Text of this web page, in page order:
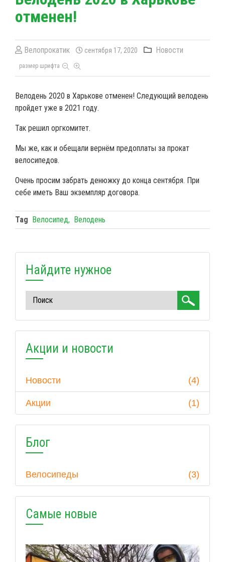
отменен!
Велопрокатик сентября 17, 2020 Новости
размер шрифта
Велодень 2020 в Харькове отменен! Следующий велодень
пройдет уже в 2021 году.
Так решил оргкомитет.
Мы же, как и обещали вернём предоплаты за прокат
велосипедов.
Очень просим забрать денюжку до конца сентября. При
себе иметь Ваш экземпляр договора.
Tag Велосипед Велодень
Найдите нужное
Акции и новости
Новости (4)
Акции (1)
Блог
Велосипеды (3)
Самые новые